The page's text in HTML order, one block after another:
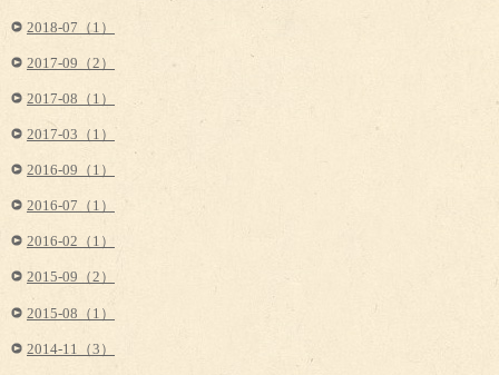
2018-07（1）
2017-09（2）
2017-08（1）
2017-03（1）
2016-09（1）
2016-07（1）
2016-02（1）
2015-09（2）
2015-08（1）
2014-11（3）